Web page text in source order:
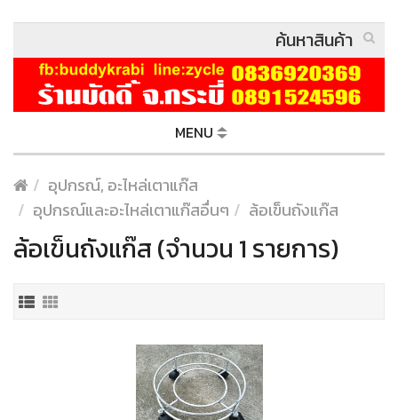
MENU
อุปกรณ์, อะไหล่เตาแก๊ส
อุปกรณ์และอะไหล่เตาแก๊สอื่นๆ
ล้อเข็นถังแก๊ส
ล้อเข็นถังแก๊ส (จำนวน 1 รายการ)